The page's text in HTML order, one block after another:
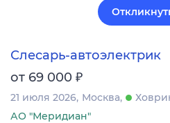
Слесарь-автоэлектрик
от 69 000 ₽
21 июля 2026 Москва
АО "Меридиан"